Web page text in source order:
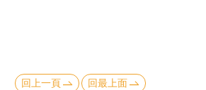
回上一頁
回最上面